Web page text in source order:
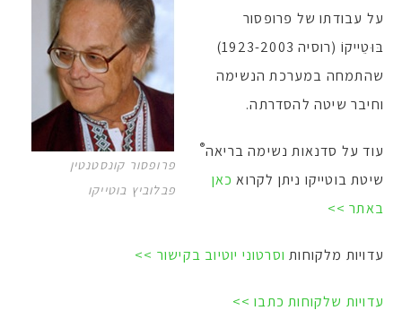
פרופסור קונסטנטין
פבלוביץ בוטייקו
על עבודתו של פרופסור
בּוּטֵייקוֹ (רוסיה 1923-2003)
שהתמחה במערכת הנשימה
וחיבר שיטה להסדרתה.
עוד על סדנאות נשימה בריאה®
שיטת בוטייקו ניתן לקרוא כאן
באתר >>
עדויות מלקוחות וסרטוני יוטיוב בקישור >>
עדויות שלקוחות כתבו >>